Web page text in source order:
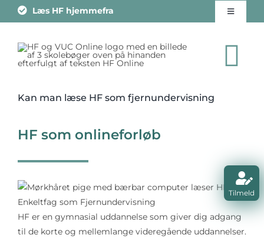
to
Læs HF hjemmefra
Toggle
Om skolen
Tilmelding
HF Professionspakke
Vejledning
Kan man læse HF som fjernundervisning
HF som onlineforløb
HF er en gymnasial uddannelse som giver dig adgang
til de korte og mellemlange videregående uddannelser.
Tilmeld